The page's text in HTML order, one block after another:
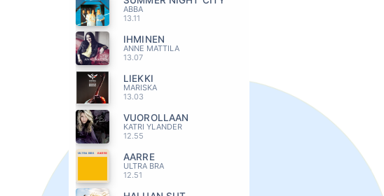
ABBA
13.11
IHMINEN
ANNE MATTILA
13.07
LIEKKI
MARISKA
13.03
VUOROLLAAN
KATRI YLANDER
12.55
AARRE
ULTRA BRA
12.51